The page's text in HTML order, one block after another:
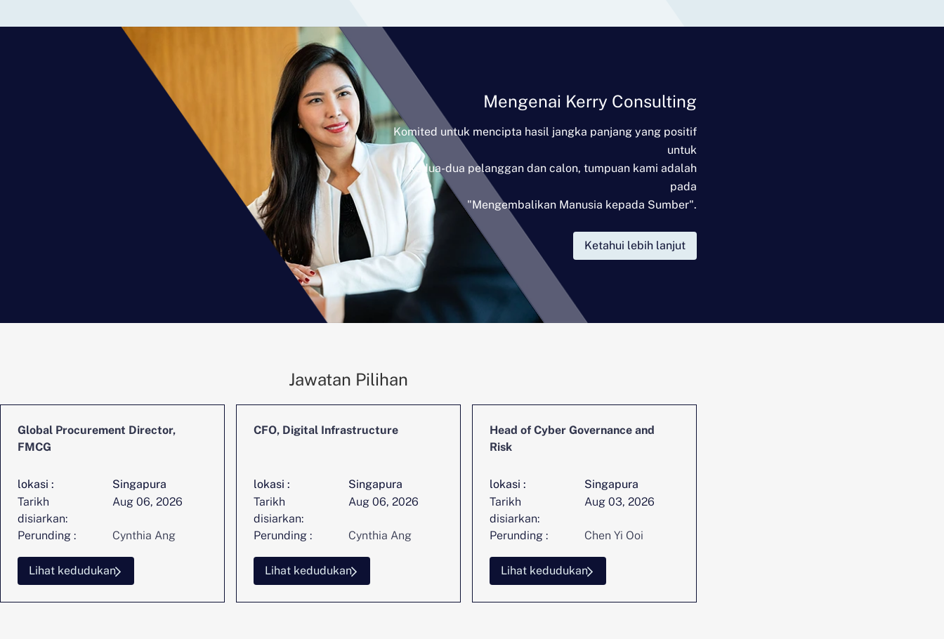
Mengenai Kerry Consulting
Komited untuk mencipta hasil jangka panjang yang positif
untuk
kedua-dua pelanggan dan calon, tumpuan kami adalah
pada
"Mengembalikan Manusia kepada Sumber".
Ketahui lebih lanjut
Jawatan Pilihan
Global Procurement Director,
FMCG
lokasi :
Singapura
Tarikh
disiarkan:
Aug 06, 2026
Perunding : Cynthia Ang
Lihat kedudukan
CFO, Digital Infrastructure
lokasi :
Singapura
Tarikh
disiarkan:
Aug 06, 2026
Perunding : Cynthia Ang
Lihat kedudukan
Head of Cyber Governance and
Risk
lokasi :
Singapura
Tarikh
disiarkan:
Aug 03, 2026
Perunding : Chen Yi Ooi
Lihat kedudukan